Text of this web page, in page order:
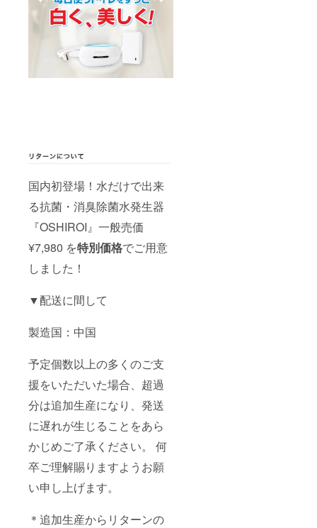
国内初登場！水だけで出来
る抗菌・消臭除菌水発生器
『OSHIROI』一般売価
¥7,980 を特別価格でご用意
しました！
▼配送に間して
製造国：中国
予定個数以上の多くのご支
援をいただいた場合、超過
分は追加生産になり、発送
に遅れが生じることをあら
かじめご了承ください。 何
卒ご理解賜りますようお願
い申し上げます。
＊追加生産からリターンの